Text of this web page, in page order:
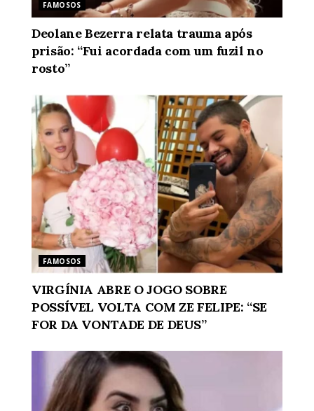
FAMOSOS
Deolane Bezerra relata trauma após
prisão: “Fui acordada com um fuzil no
rosto”
FAMOSOS
VIRGÍNIA ABRE O JOGO SOBRE
POSSÍVEL VOLTA COM ZE FELIPE: “SE
FOR DA VONTADE DE DEUS”